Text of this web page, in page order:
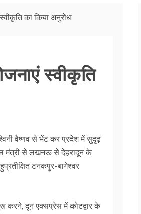
का किया अनुरोध
स्वीकृति
वैष्णव से भेंट कर प्रदेश में सुदृढ़
मंत्री से लखनऊ से देहरादून के
टनकपुर-बागेश्वर
करने, दून एक्सप्रेस में कोटद्वार के